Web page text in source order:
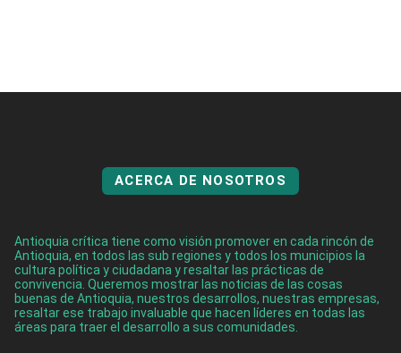
ACERCA DE NOSOTROS
Antioquia crítica tiene como visión promover en cada rincón de
Antioquia, en todos las sub regiones y todos los municipios la
cultura política y ciudadana y resaltar las prácticas de
convivencia. Queremos mostrar las noticias de las cosas
buenas de Antioquia, nuestros desarrollos, nuestras empresas,
resaltar ese trabajo invaluable que hacen líderes en todas las
áreas para traer el desarrollo a sus comunidades.